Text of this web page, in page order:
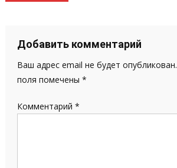
записям
Добавить комментарий
Ваш адрес email не будет опубликован.
поля помечены *
Комментарий *